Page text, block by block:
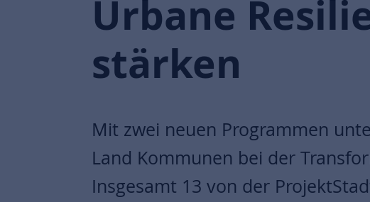
Urbane
stärken
Mit zwei neuen Programmen
Land Kommunen bei der
Insgesamt 13 von der